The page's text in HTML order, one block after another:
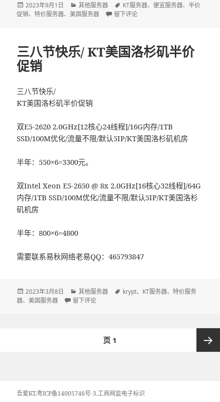
发
布
2023年9月1日
分
类
其他服务器
标
签
KT服务器、便宜服务器、半价
促销、特价服务器、美国服务器 于KT失火后/新采购的硬件/不是失火泡
留下评论
三八节快乐/ KT美国洛杉矶半价
促销
三八节快乐/
KT美国洛杉矶半价促销
双E5-2620 2.0GHz[12核心24线程]/16G内存/1TB
SSD/100M优化/流量不限/默认5IP/KT美国洛杉矶机房
半年：550×6=3300元。
双Intel Xeon E5-2650 @ 8x 2.0GHz[16核心32线程]/64G
内存/1TB SSD/100M优化/流量不限/默认5IP/KT美国洛杉
矶机房
半年：800×6=4800
需要联系易秋网络老易QQ：465793847
发
布
2023年3月8日
分
类
其他服务器
标
krypt、 KT服务器、特价服务
器、美国服务器 于三八节快乐/ KT美国洛杉矶半价促销
留下评论
页 1
吾爱KT.粤ICP备14005746号-3.工商网监电子标识